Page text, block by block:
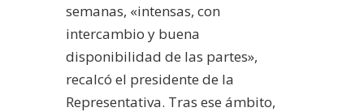
semanas, «intensas, con
intercambio y buena
disponibilidad de las partes»,
recalcó el presidente de la
Representativa. Tras ese ámbito,